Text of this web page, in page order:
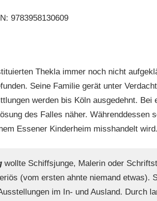
9783958130609
Thekla immer noch nicht
Seine Familie gerät unter
werden bis Köln ausgedehnt. Bei
des Falles näher. Währenddessen
Essener Kinderheim misshandelt wird.
wollte Schiffsjunge, Malerin oder
(vom ersten ahnte niemand etwas).
im In- und Ausland. Durch